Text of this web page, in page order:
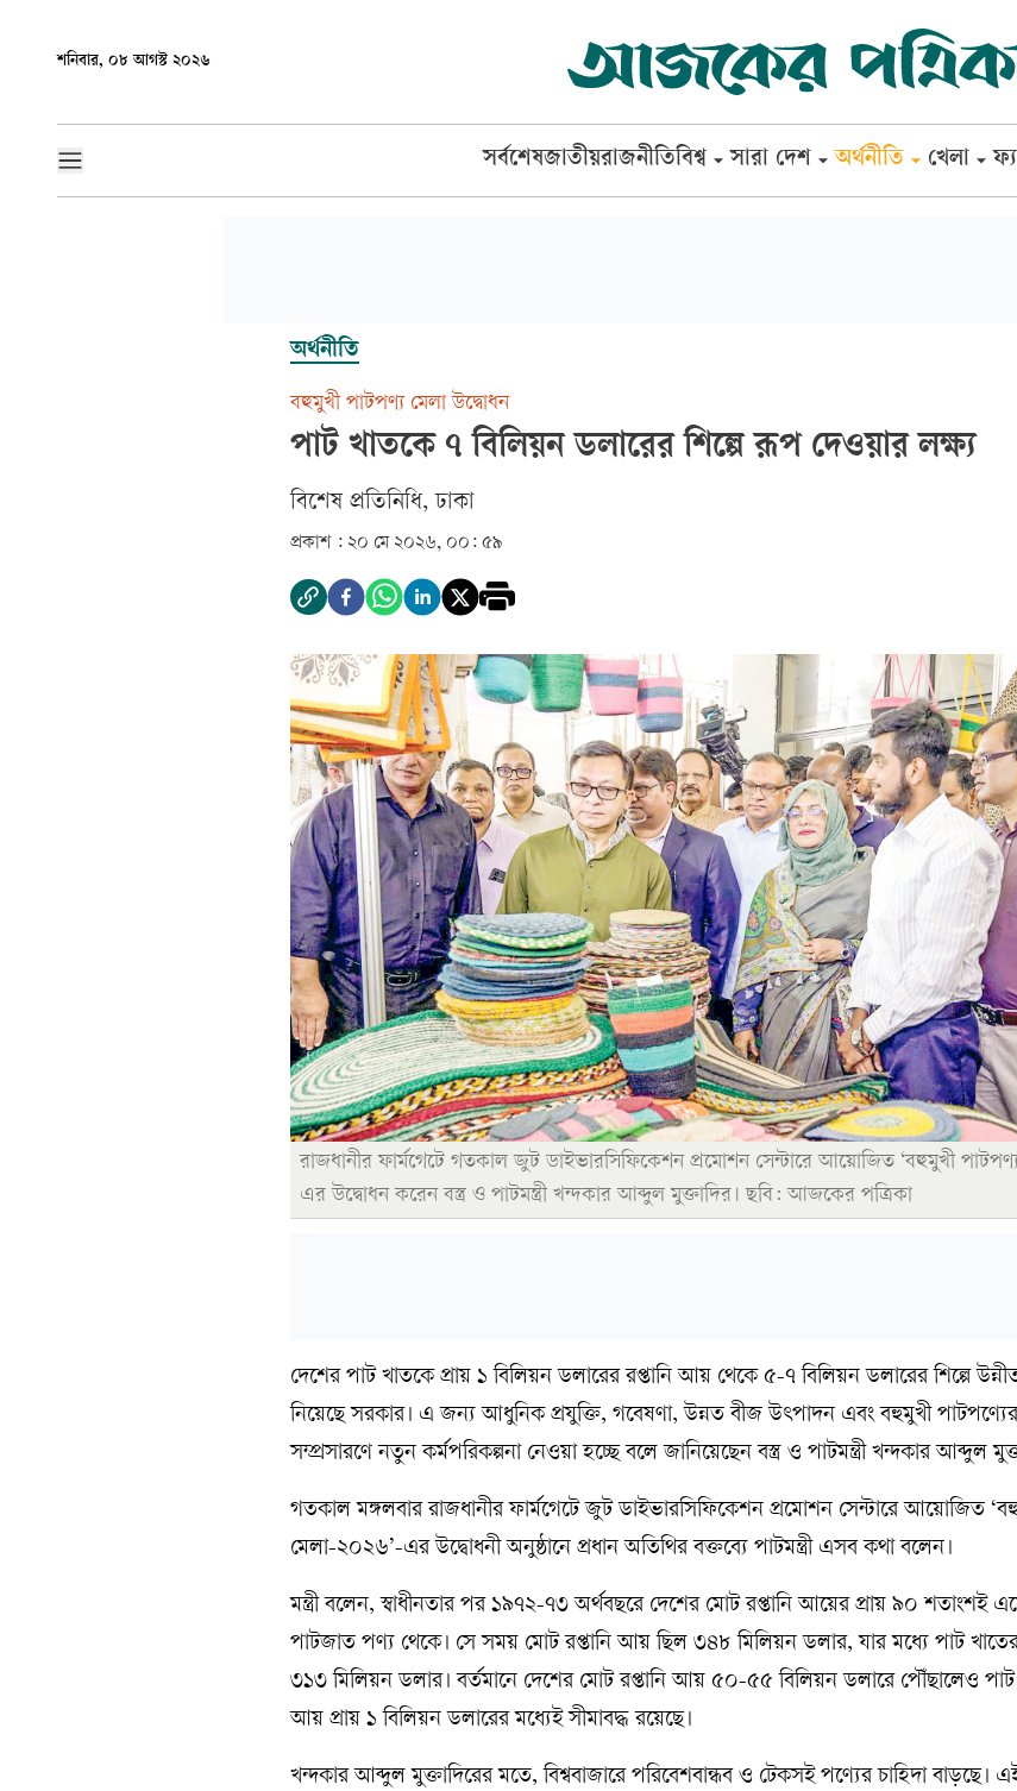
শনিবার, ০৮ আগস্ট ২০২৬
সর্বশেষজাতীয়রাজনীতিবিশ্ব সারা দেশ অর্থনীতি খেলা
অর্থনীতি
বহুমুখী পাটপণ্য মেলা উদ্বোধন
পাট খাতকে ৭ বিলিয়ন ডলারের শিল্পে রূপ দেওয়ার লক্ষ্য
বিশেষ প্রতিনিধি, ঢাকা
প্রকাশ : ২০ মে ২০২৬, ০০: ৫৯
রাজধানীর ফার্মগেটে গতকাল জুট ডাইভারসিফিকেশন প্রমোশন সেন্টারে আয়োজিত ‘বহুমুখী
এর উদ্বোধন করেন বস্ত্র ও পাটমন্ত্রী খন্দকার আব্দুল মুক্তাদির। ছবি: আজকের পত্রিকা
দেশের পাট খাতকে প্রায় ১ বিলিয়ন ডলারের রপ্তানি আয় থেকে ৫-৭ বিলিয়ন ডলারের শিল্পে
নিয়েছে সরকার। এ জন্য আধুনিক প্রযুক্তি, গবেষণা, উন্নত বীজ উৎপাদন এবং বহুমুখী
সম্প্রসারণে নতুন কর্মপরিকল্পনা নেওয়া হচ্ছে বলে জানিয়েছেন বস্ত্র ও পাটমন্ত্রী খন্দকার আব্দুল
গতকাল মঙ্গলবার রাজধানীর ফার্মগেটে জুট ডাইভারসিফিকেশন প্রমোশন সেন্টারে আয়োজিত
মেলা-২০২৬’-এর উদ্বোধনী অনুষ্ঠানে প্রধান অতিথির বক্তব্যে পাটমন্ত্রী এসব কথা বলেন।
মন্ত্রী বলেন, স্বাধীনতার পর ১৯৭২-৭৩ অর্থবছরে দেশের মোট রপ্তানি আয়ের প্রায় ৯০ শতাংশই
পাটজাত পণ্য থেকে। সে সময় মোট রপ্তানি আয় ছিল ৩৪৮ মিলিয়ন ডলার, যার মধ্যে পাট
৩১৩ মিলিয়ন ডলার। বর্তমানে দেশের মোট রপ্তানি আয় ৫০-৫৫ বিলিয়ন ডলারে পৌঁছালেও পাট
আয় প্রায় ১ বিলিয়ন ডলারের মধ্যেই সীমাবদ্ধ রয়েছে।
খন্দকার আব্দুল মুক্তাদিরের মতে, বিশ্ববাজারে পরিবেশবান্ধব ও টেকসই পণ্যের চাহিদা